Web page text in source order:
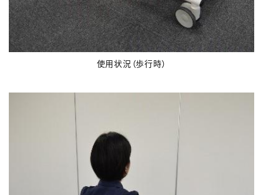
使用状況（歩行時）